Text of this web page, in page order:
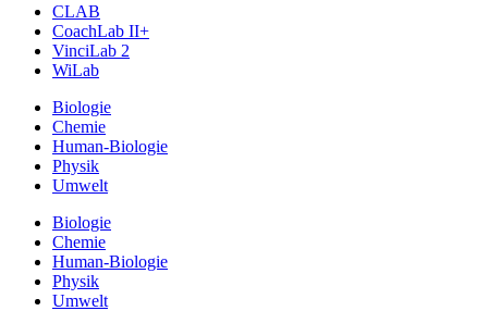
CLAB
CoachLab II+
VinciLab 2
WiLab
Biologie
Chemie
Human-Biologie
Physik
Umwelt
Biologie
Chemie
Human-Biologie
Physik
Umwelt